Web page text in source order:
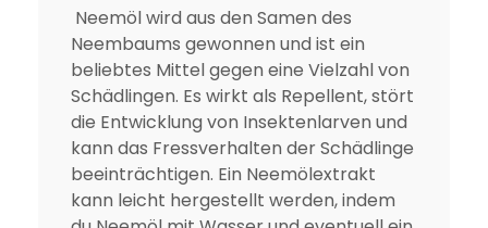
Neemöl wird aus den Samen des
Neembaums gewonnen und ist ein
beliebtes Mittel gegen eine Vielzahl von
Schädlingen. Es wirkt als Repellent, stört
die Entwicklung von Insektenlarven und
kann das Fressverhalten der Schädlinge
beeinträchtigen. Ein Neemölextrakt
kann leicht hergestellt werden, indem